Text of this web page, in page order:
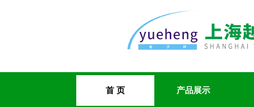
首 页 产品展示